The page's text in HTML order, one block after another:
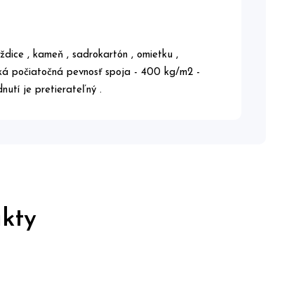
, kameň , sadrokartón , omietku ,
počiatočná pevnosť spoja - 400 kg/m2 -
je pretierateľný .